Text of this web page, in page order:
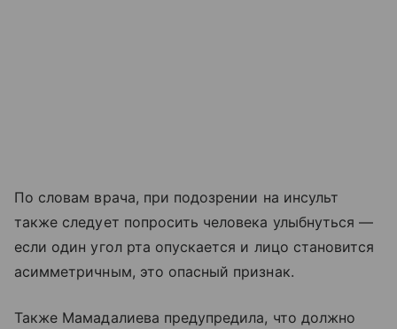
По словам врача, при подозрении на инсульт
также следует попросить человека улыбнуться —
если один угол рта опускается и лицо становится
асимметричным, это опасный признак.
Также Мамадалиева предупредила, что должно